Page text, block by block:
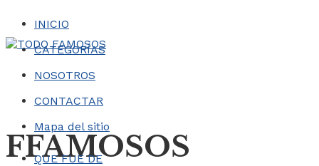
INICIO
CATEGORÍAS
NOSOTROS
CONTACTAR
Mapa del sitio
FFAMOSOS
QUE FUE DE